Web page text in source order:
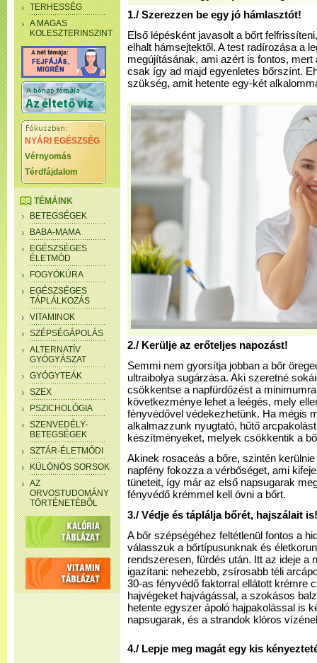
TERHESSÉG
A MAGAS
KOLESZTERINSZINT
NYÁRI EGÉSZSÉG
Vérnyomás
Térdfájdalom
TÉMÁINK
BETEGSÉGEK
BABA-MAMA
EGÉSZSÉGES
ÉLETMÓD
FOGYÓKÚRA
EGÉSZSÉGES
TÁPLÁLKOZÁS
VITAMINOK
SZÉPSÉGÁPOLÁS
ALTERNATÍV
GYÓGYÁSZAT
GYÓGYTEÁK
SZEX
PSZICHOLÓGIA
SZENVEDÉLY-
BETEGSÉGEK
SZTÁR-ÉLETMÓDI
KÜLÖNÖS SORSOK
AZ
ORVOSTUDOMÁNY
TÖRTÉNETÉBŐL
1./ Szerezzen be egy jó hámlasztót!
Első lépésként javasolt a bőrt
elhalt hámsejtektől. A test radírozása a
megújításának, ami azért is fontos,
csak így ad majd egyenletes bőrszínt.
szükség, amit hetente egy-két
2./ Kerülje az erőteljes napozást!
Semmi nem gyorsítja jobban a bőr
ultraibolya sugárzása. Aki szeretné
csökkentse a napfürdőzést a
következménye lehet a leégés, mely
fényvédővel védekezhetünk. Ha mégis
alkalmazzunk nyugtató, hűtő
készítményeket, melyek csökkentik a
Akinek rosaceás a bőre, szintén
napfény fokozza a vérbőséget, ami
tüneteit, így már az első napsugarak
fényvédő krémmel kell óvni a bőrt.
3./ Védje és táplálja bőrét, hajszálait is!
A bőr szépségéhez feltétlenül fontos a
válasszuk a bőrtípusunknak és
rendszeresen, fürdés után. Itt az ideje a
igazítani: nehezebb, zsírosabb téli
30-as fényvédő faktorral ellátott krémre
hajvégeket hajvágással, a szokásos
hetente egyszer ápoló hajpakolással is
napsugarak, és a strandok klóros
4./ Lepje meg magát egy kis